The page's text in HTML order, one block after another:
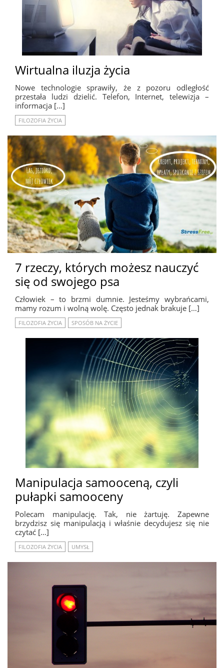
Wirtualna iluzja życia
Nowe technologie sprawiły, że z pozoru odległość
przestała ludzi dzielić. Telefon, Internet, telewizja –
informacja […]
FILOZOFIA ŻYCIA
7 rzeczy, których możesz nauczyć
się od swojego psa
Człowiek – to brzmi dumnie. Jesteśmy wybrańcami,
mamy rozum i wolną wolę. Często jednak brakuje […]
FILOZOFIA ŻYCIA SPOSÓB NA ŻYCIE
Manipulacja samooceną, czyli
pułapki samooceny
Polecam manipulację. Tak, nie żartuję. Zapewne
brzydzisz się manipulacją i właśnie decydujesz się nie
czytać […]
FILOZOFIA ŻYCIA UMYSŁ